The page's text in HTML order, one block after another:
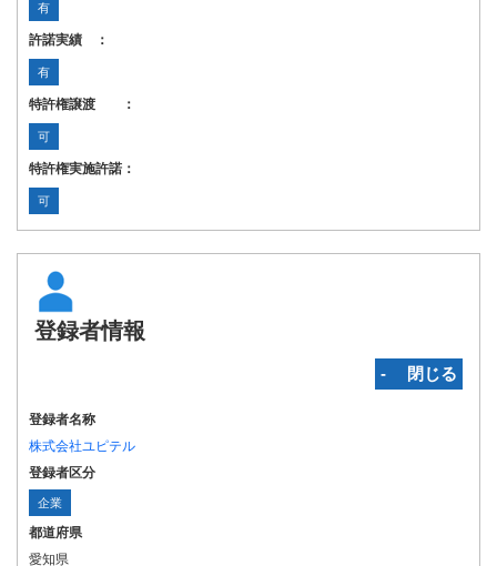
有
許諾実績 ：
有
特許権譲渡 ：
可
特許権実施許諾：
可
登録者情報
‐ 閉じる
登録者名称
株式会社ユピテル
登録者区分
企業
都道府県
愛知県